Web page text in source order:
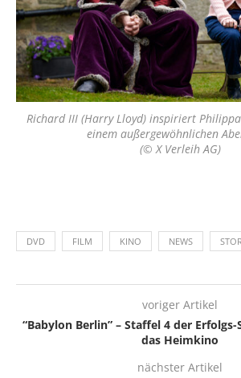
Richard III (Harry Lloyd) inspiriert
einem außergewöhnlichen
(© X Verleih AG)
DVD FILM KINO NEWS
voriger Artikel
“Babylon Berlin” – Staffel 4 der
das Heimkino
nächster Artikel